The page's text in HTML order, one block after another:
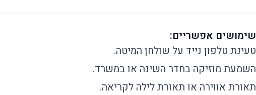
שימושים אפשריים:
טעינת טלפון נייד על שולחן המיטה.
השמעת מוזיקה בחדר השינה או במשרד.
תאורת אווירה או תאורת לילה לקריאה.